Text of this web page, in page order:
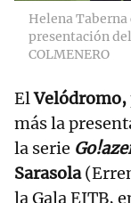
Helena
presentación
COLMENERO
ElVelódromo,
más la
la serie
Sarasola
la Gala EITB,